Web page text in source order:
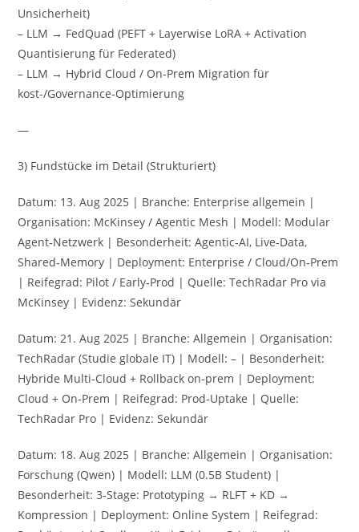
Unsicherheit)
– LLM → FedQuad (PEFT + Layerwise LoRA + Activation
Quantisierung für Federated)
– LLM → Hybrid Cloud / On‑Prem Migration für
kost-/Governance‑Optimierung
—
3) Fundstücke im Detail (Strukturiert)
Datum: 13. Aug 2025 | Branche: Enterprise allgemein |
Organisation: McKinsey / Agentic Mesh | Modell: Modular
Agent‑Netzwerk | Besonderheit: Agentic‑AI, Live‑Data,
Shared‑Memory | Deployment: Enterprise / Cloud/On‑Prem
| Reifegrad: Pilot / Early‑Prod | Quelle: TechRadar Pro via
McKinsey | Evidenz: Sekundär
Datum: 21. Aug 2025 | Branche: Allgemein | Organisation:
TechRadar (Studie globale IT) | Modell: – | Besonderheit:
Hybride Multi‑Cloud + Rollback on‑prem | Deployment:
Cloud + On‑Prem | Reifegrad: Prod‑Uptake | Quelle:
TechRadar Pro | Evidenz: Sekundär
Datum: 18. Aug 2025 | Branche: Allgemein | Organisation:
Forschung (Qwen) | Modell: LLM (0.5B Student) |
Besonderheit: 3‑Stage: Prototyping → RLFT + KD →
Kompression | Deployment: Online System | Reifegrad: